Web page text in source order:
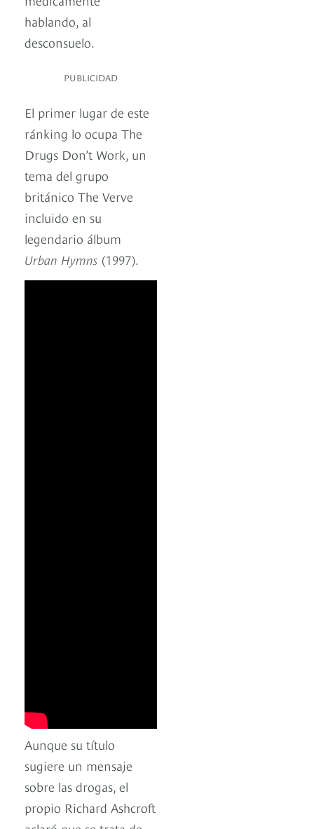
hablando, al
desconsuelo.
PUBLICIDAD
El primer lugar de este
ránking lo ocupa The
Drugs Don’t Work, un
tema del grupo
británico The Verve
incluido en su
legendario álbum
Urban Hymns (1997).
Aunque su título
sugiere un mensaje
sobre las drogas, el
propio Richard Ashcroft